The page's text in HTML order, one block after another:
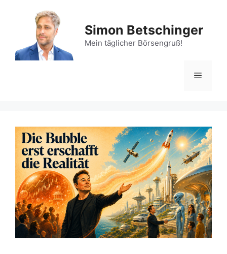
Simon Betschinger
Mein täglicher Börsengruß!
Menü